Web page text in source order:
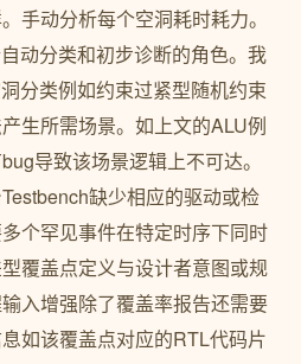
手动分析每个空洞耗时耗力。
动分类和初步诊断的角色。我
分类例如约束过紧型随机约束
生所需场景。如上文的ALU例
导致该场景逻辑上不可达。
缺少相应的驱动或检
个罕见事件在特定时序下同时
覆盖点定义与设计者意图或规
入增强除了覆盖率报告还需要
如该覆盖点对应的RTL代码片